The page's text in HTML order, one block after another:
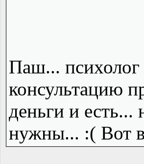
Паш... психолог
консультацию
деньги и есть...
нужны... :( Вот